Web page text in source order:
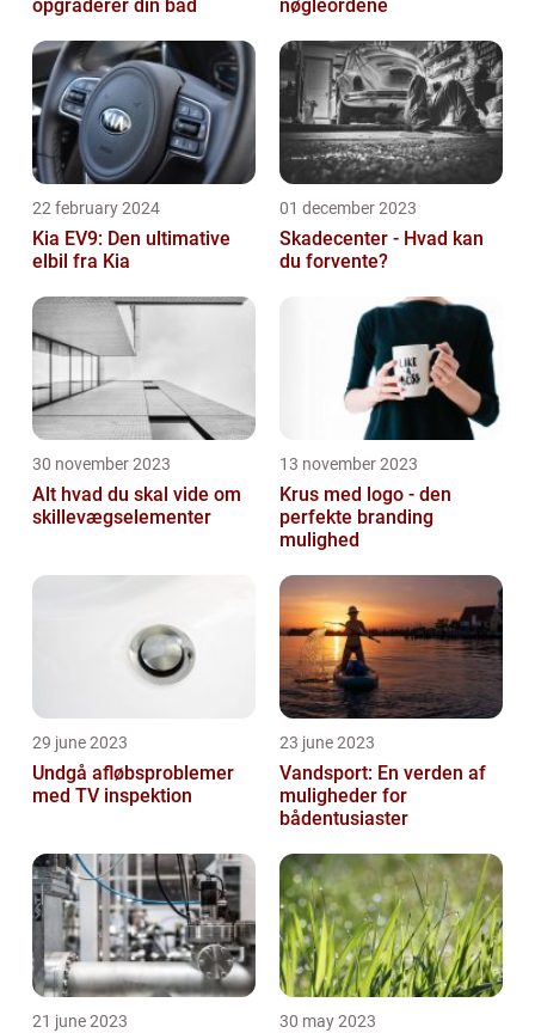
opgraderer din båd nøgleordene
22 february 2024
Kia EV9: Den ultimative
elbil fra Kia
01 december 2023
Skadecenter - Hvad kan
du forvente?
30 november 2023
Alt hvad du skal vide om
skillevægselementer
13 november 2023
Krus med logo - den
perfekte branding
mulighed
29 june 2023
Undgå afløbsproblemer
med TV inspektion
23 june 2023
Vandsport: En verden af
muligheder for
bådentusiaster
21 june 2023 30 may 2023